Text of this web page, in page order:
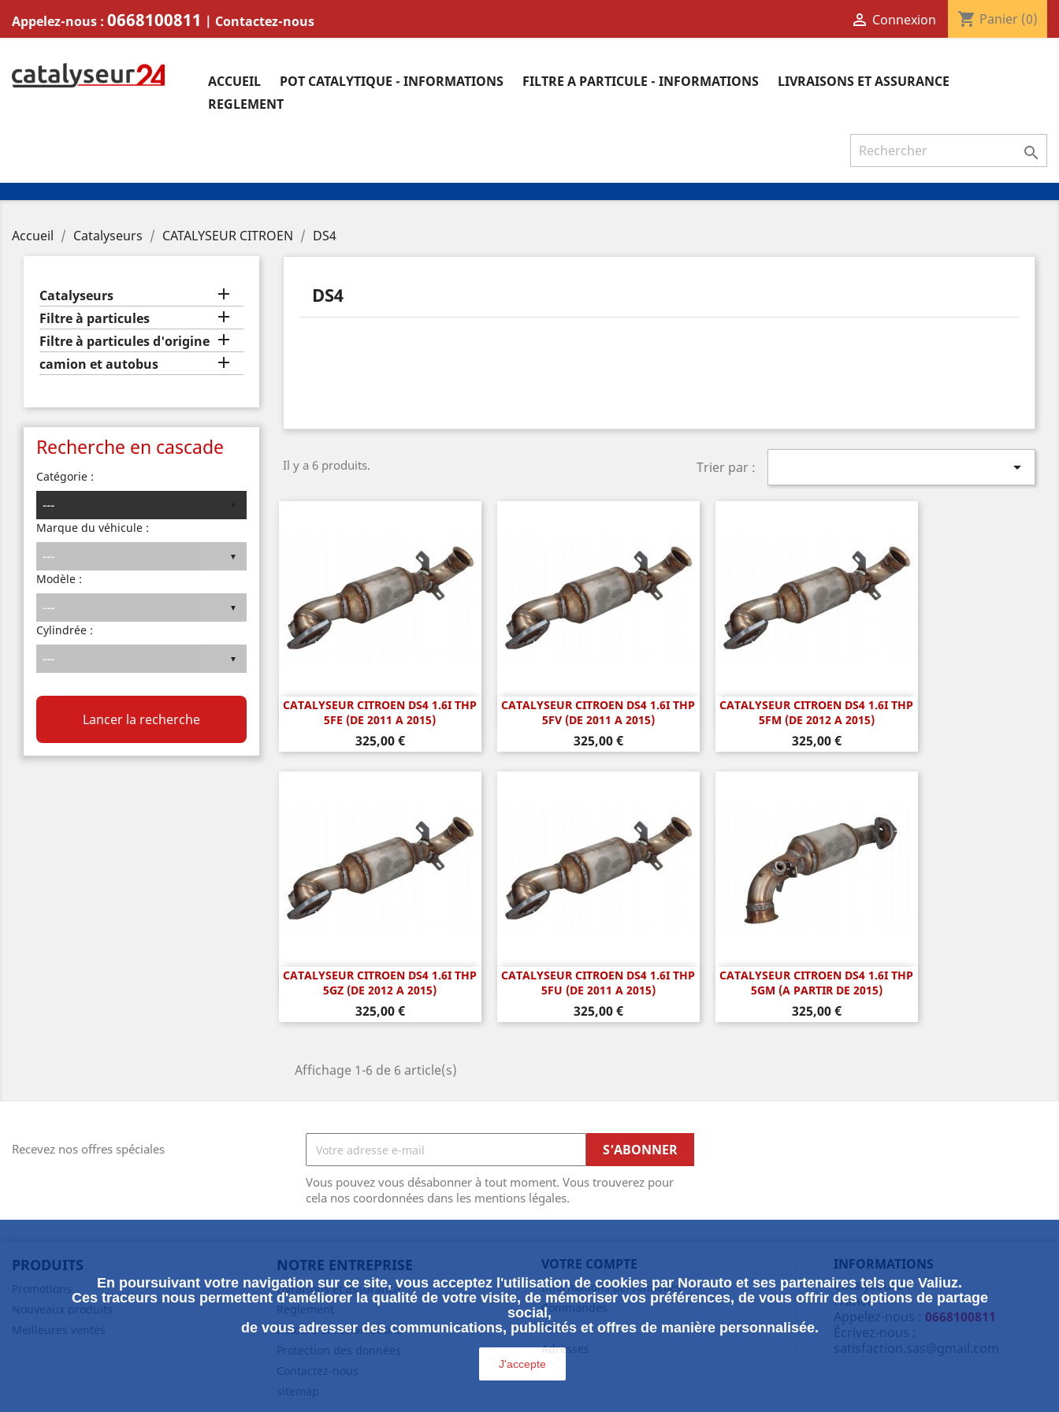
Appelez-nous : 0668100811 | Contactez-nous  Connexion shopping_cart Panier (0)
ACCUEIL POT CATALYTIQUE - INFORMATIONS FILTRE A PARTICULE - INFORMATIONS
LIVRAISONS ET ASSURANCE
REGLEMENT

Accueil Catalyseurs CATALYSEUR CITROEN DS4
Catalyseurs 
Filtre à particules 
Filtre à particules d'origine 
camion et autobus 
Recherche en cascade
Catégorie :
Marque du véhicule :
Modèle :
Cylindrée :
Lancer la recherche
DS4
Il y a 6 produits. Trier par : 
CATALYSEUR CITROEN DS4 1.6I THP
5FE (DE 2011 A 2015)
Prix
325,00 €
Aperçu rapide
CATALYSEUR CITROEN DS4 1.6I THP
5FV (DE 2011 A 2015)
Prix
325,00 €
Aperçu rapide
CATALYSEUR CITROEN DS4 1.6I THP
5FM (DE 2012 A 2015)
Prix
325,00 €
Aperçu rapide
CATALYSEUR CITROEN DS4 1.6I THP
5GZ (DE 2012 A 2015)
Prix
325,00 €
Aperçu rapide
CATALYSEUR CITROEN DS4 1.6I THP
5FU (DE 2011 A 2015)
Prix
325,00 €
Aperçu rapide
CATALYSEUR CITROEN DS4 1.6I THP
5GM (A PARTIR DE 2015)
Prix
325,00 €
Aperçu rapide
Affichage 1-6 de 6 article(s)
Recevez nos offres spéciales
Vous pouvez vous désabonner à tout moment. Vous trouverez pour
cela nos coordonnées dans les mentions légales.
PRODUITS
Promotions
Nouveaux produits
Meilleures ventes
NOTRE ENTREPRISE
Livraisons et assurance
Reglement
Retours et réclamations
Protection des données
Contactez-nous
sitemap
VOTRE COMPTE
Informations personnelles
Commandes
Avoirs
Adresses
INFORMATIONS
Catalyseur24
France
Appelez-nous : 0668100811
Écrivez-nous :
satisfaction.sas@gmail.com
En poursuivant votre navigation sur ce site, vous acceptez l'utilisation de cookies par Norauto et ses partenaires tels que Valiuz.
Ces traceurs nous permettent d'améliorer la qualité de votre visite, de mémoriser vos préférences, de vous offrir des options de partage
social,
de vous adresser des communications, publicités et offres de manière personnalisée.
J'accepte